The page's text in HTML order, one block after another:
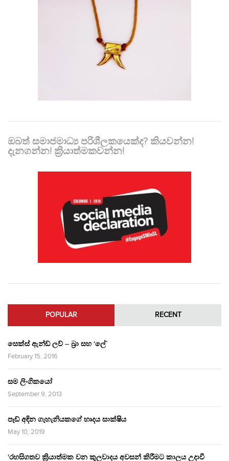
ඔබත් සමාජමාධ්‍ය පරිශීලකයෙක්ද? කියවන්න!
දැනගන්න! ක්‍රියාත්මකවන්න!
POPULAR RECENT
සෙක්ස් ඇන්ඩ් ලව් – බ්‍රා සහ ‘ලේ’
February 15, 2016
සම ලිංගිකයෝ
September 9, 2013
පෑඩ් අඳින ගැහැනියකගේ හෘදය සාක්ෂිය
May 10, 2019
‘රහසිගතව ක්‍රියාත්මක වන කුලවාදය අවසන් කිරීමට කාලය උදාවී